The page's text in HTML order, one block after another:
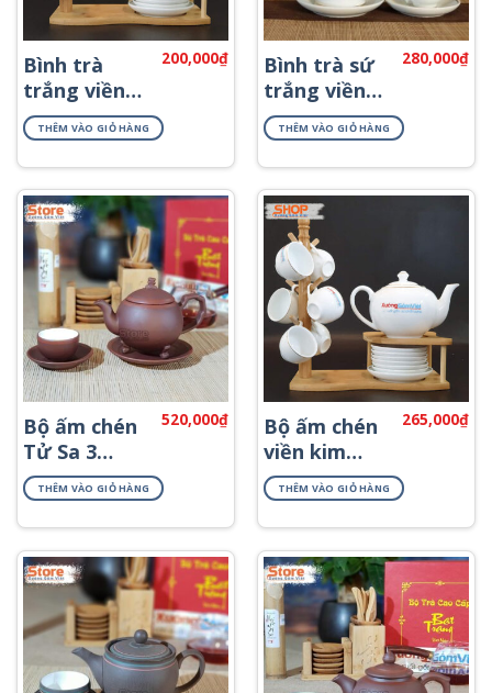
Bình trà
trắng viền
kim cao cấp
ATK-59
200,000₫
THÊM VÀO GIỎ HÀNG
Bình trà sứ
trắng viền
kim in logo
ATK-04
280,000₫
THÊM VÀO GIỎ HÀNG
Bộ ấm chén
Tử Sa 3
chân ATS-81
520,000₫
THÊM VÀO GIỎ HÀNG
Bộ ấm chén
viền kim
Bát Tràng
ATK-57
265,000₫
THÊM VÀO GIỎ HÀNG